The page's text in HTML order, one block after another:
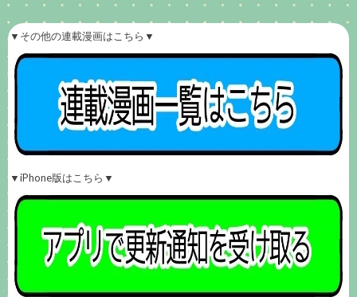
▼その他の連載漫画はこちら▼
▼iPhone版はこちら▼